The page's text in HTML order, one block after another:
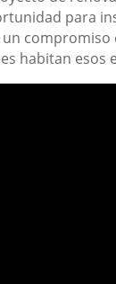
para
compromiso
habitan esos